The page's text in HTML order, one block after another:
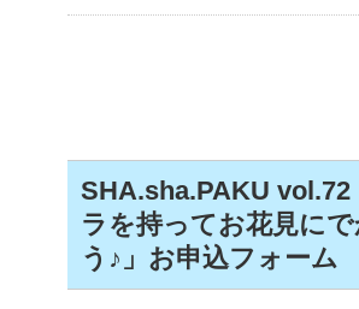
SHA.sha.PAKU vol.72
ラを持ってお花見にで
う♪」お申込フォーム